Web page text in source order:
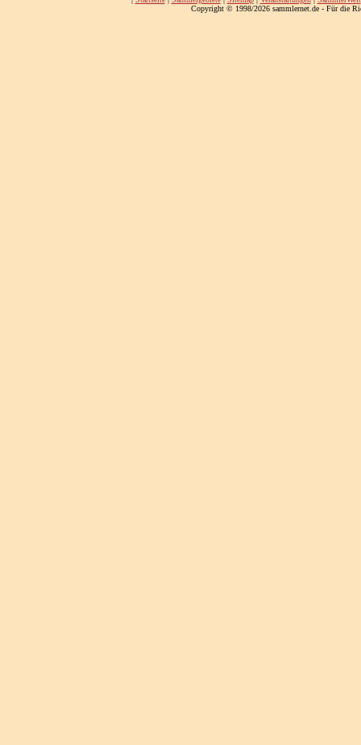
Copyright © 1998/2026 sammlernet.de - Für die